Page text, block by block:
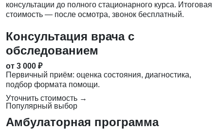
консультации до полного стационарного курса. Итоговая
стоимость — после осмотра, звонок бесплатный.
Консультация врача с
обследованием
от 3 000 ₽
Первичный приём: оценка состояния, диагностика,
подбор формата помощи.
Уточнить стоимость →
Популярный выбор
Амбулаторная программа